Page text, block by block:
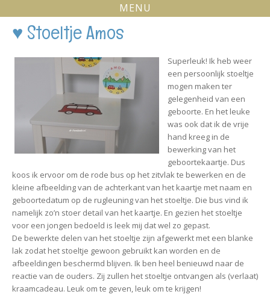
MENU
♥ Stoeltje Amos
Superleuk! Ik heb weer
een persoonlijk stoeltje
mogen maken ter
gelegenheid van een
geboorte. En het leuke
was ook dat ik de vrije
hand kreeg in de
bewerking van het
geboortekaartje. Dus
koos ik ervoor om de rode bus op het zitvlak te bewerken en de
kleine afbeelding van de achterkant van het kaartje met naam en
geboortedatum op de rugleuning van het stoeltje. Die bus vind ik
namelijk zo’n stoer detail van het kaartje. En gezien het stoeltje
voor een jongen bedoeld is leek mij dat wel zo gepast.
De bewerkte delen van het stoeltje zijn afgewerkt met een blanke
lak zodat het stoeltje gewoon gebruikt kan worden en de
afbeeldingen beschermd blijven. Ik ben heel benieuwd naar de
reactie van de ouders. Zij zullen het stoeltje ontvangen als (verlaat)
kraamcadeau. Leuk om te geven, leuk om te krijgen!